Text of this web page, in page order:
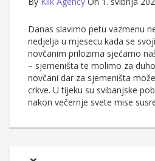
Danas slavimo petu vazmenu
nedjelja u mjesecu kada se
novčanim prilozima sjećamo
– sjemeništa te molimo za
novčani dar za sjemeništa
crkve. U tijeku su svibanjske
nakon večernje svete mise